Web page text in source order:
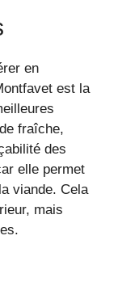
en
est la
fraîche,
des
elle permet
viande. Cela
mais